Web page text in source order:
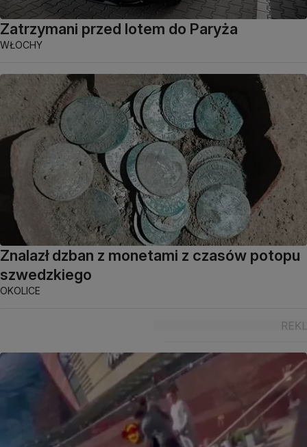
Zatrzymani przed lotem do Paryża
WŁOCHY
Znalazł dzban z monetami z czasów potopu
szwedzkiego
OKOLICE